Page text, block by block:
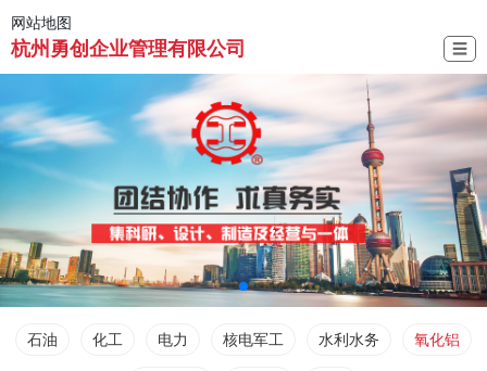
网站地图
杭州勇创企业管理有限公司 ☰
石油 化工 电力 核电军工 水利水务 氧化铝